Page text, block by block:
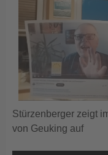
Stürzenberger zeigt
von Geuking auf